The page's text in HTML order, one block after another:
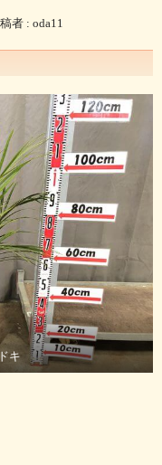
者 : oda11
キ